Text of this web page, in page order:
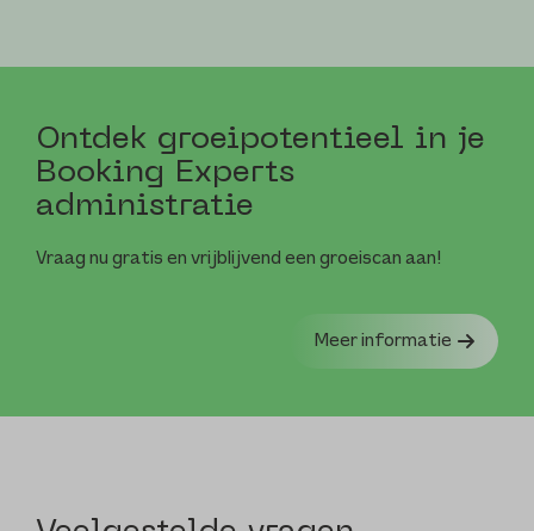
Ontdek groei­potentieel in je
Booking Experts
administratie
Vraag nu gratis en vrijblijvend een groeiscan aan!
Meer informatie